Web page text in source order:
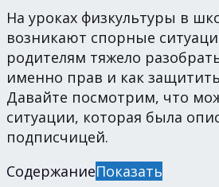
На уроках физкультуры в
возникают спорные
родителям тяжело
именно прав и как
Давайте посмотрим, что
ситуации, которая была
подписчицей.
СодержаниеПоказать